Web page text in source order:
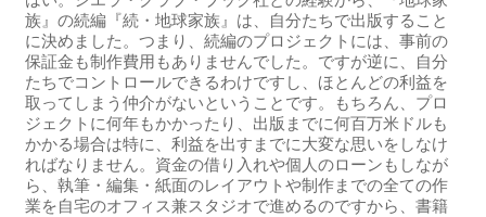
族』の続編『続・地球家族』は、自分たちで出版すること
に決めました。つまり、続編のプロジェクトには、事前の
保証金も制作費用もありませんでした。ですが逆に、自分
たちでコントロールできるわけですし、ほとんどの利益を
取ってしまう仲介がないということです。もちろん、プロ
ジェクトに何年もかかったり、出版までに何百万米ドルも
かかる場合は特に、利益を出すまでに大変な思いをしなけ
ればなりません。資金の借り入れや個人のローンもしなが
ら、執筆・編集・紙面のレイアウトや制作までの全ての作
業を自宅のオフィス兼スタジオで進めるのですから、書籍